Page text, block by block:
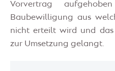
Vorvertrag
Baubewilligung aus
nicht erteilt wird und
zur Umsetzung gelangt.